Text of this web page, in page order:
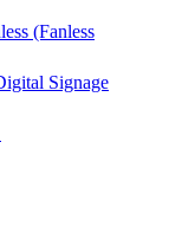
(Fanless
Signage